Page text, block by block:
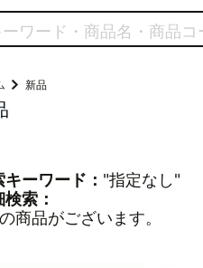
新品
キーワード： "指定なし"
索：
の商品がございます。